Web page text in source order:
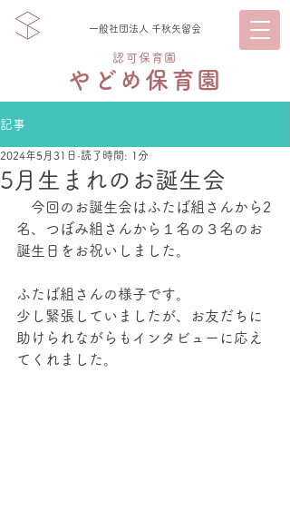
やどめ保育園
一般社団法人 千秋矢留会
認可保育園
記事
5月生まれのお誕生会
2024年5月31日 読了時間: 1分
今回のお誕生会はふたば組さんから2
名、つぼみ組さんから１名の３名のお
誕生日をお祝いしました。
ふたば組さんの様子です。
少し緊張していましたが、お友だちに
助けられながらもインタビューに応え
てくれました。